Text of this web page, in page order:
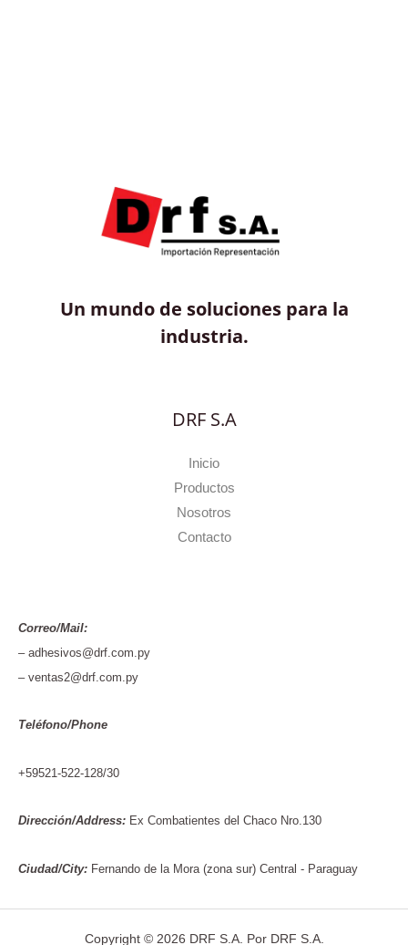
Un mundo de soluciones para la
industria.
DRF S.A
Inicio
Productos
Nosotros
Contacto
Correo/Mail:
– adhesivos@drf.com.py
– ventas2@drf.com.py
Teléfono/Phone
+59521-522-128/30
Dirección/Address: Ex Combatientes del Chaco Nro.130
Ciudad/City: Fernando de la Mora (zona sur) Central - Paraguay
Copyright © 2026 DRF S.A. Por DRF S.A.